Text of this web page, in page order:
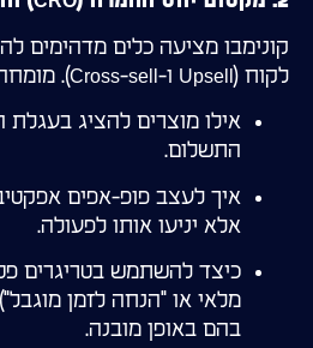
קונימבו מציעה כלים מדהימים
לקוח (Upsell ו-Cross-sell). מומחה יודע בדיוק:
אילו מוצרים להציג בעגלת
התשלום.
איך לעצב פופ-אפים
אלא יניעו אותו לפעולה.
כיצד להשתמש בטריגרים
מלאי או "הנחה לזמן
בהם באופן מובנה.